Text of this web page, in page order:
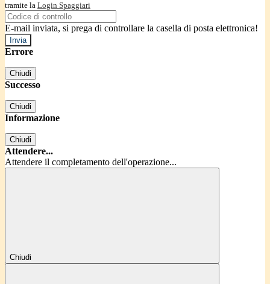
tramite la Login Spaggiari
E-mail inviata, si prega di controllare la casella di posta elettronica!
Errore
Chiudi
Successo
Chiudi
Informazione
Chiudi
Attendere...
Attendere il completamento dell'operazione...
Chiudi